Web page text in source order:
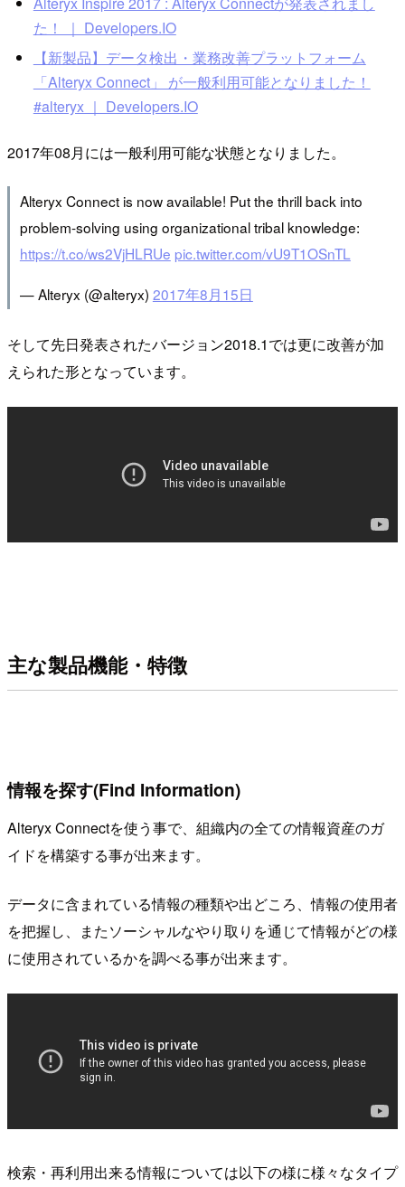
た！ ｜ Developers.IO
【新製品】データ検出・業務改善プラットフォーム
「Alteryx Connect」 が一般利用可能となりました！
#alteryx ｜ Developers.IO
2017年08月には一般利用可能な状態となりました。
Alteryx Connect is now available! Put the thrill back into
problem-solving using organizational tribal knowledge:
https://t.co/ws2VjHLRUe pic.twitter.com/vU9T1OSnTL
— Alteryx (@alteryx) 2017年8月15日
そして先日発表されたバージョン2018.1では更に改善が加
えられた形となっています。
主な製品機能・特徴
情報を探す(Find Information)
Alteryx Connectを使う事で、組織内の全ての情報資産のガ
イドを構築する事が出来ます。
データに含まれている情報の種類や出どころ、情報の使用者
を把握し、またソーシャルなやり取りを通じて情報がどの様
に使用されているかを調べる事が出来ます。
検索・再利用出来る情報については以下の様に様々なタイプ